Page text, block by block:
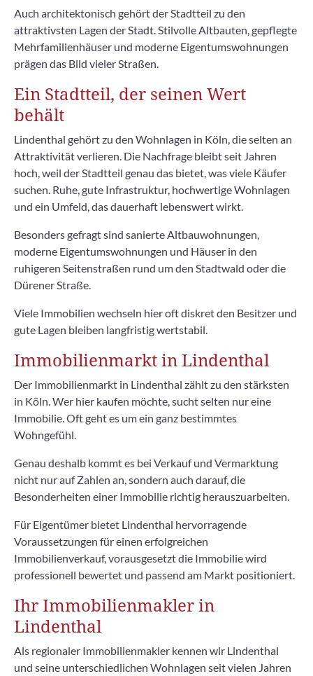
Auch architektonisch gehört der Stadtteil zu den
attraktivsten Lagen der Stadt. Stilvolle Altbauten, gepflegte
Mehrfamilienhäuser und moderne Eigentumswohnungen
prägen das Bild vieler Straßen.
Ein Stadtteil, der seinen Wert
behält
Lindenthal gehört zu den Wohnlagen in Köln, die selten an
Attraktivität verlieren. Die Nachfrage bleibt seit Jahren
hoch, weil der Stadtteil genau das bietet, was viele Käufer
suchen. Ruhe, gute Infrastruktur, hochwertige Wohnlagen
und ein Umfeld, das dauerhaft lebenswert wirkt.
Besonders gefragt sind sanierte Altbauwohnungen,
moderne Eigentumswohnungen und Häuser in den
ruhigeren Seitenstraßen rund um den Stadtwald oder die
Dürener Straße.
Viele Immobilien wechseln hier oft diskret den Besitzer und
gute Lagen bleiben langfristig wertstabil.
Immobilienmarkt in Lindenthal
Der Immobilienmarkt in Lindenthal zählt zu den stärksten
in Köln. Wer hier kaufen möchte, sucht selten nur eine
Immobilie. Oft geht es um ein ganz bestimmtes
Wohngefühl.
Genau deshalb kommt es bei Verkauf und Vermarktung
nicht nur auf Zahlen an, sondern auch darauf, die
Besonderheiten einer Immobilie richtig herauszuarbeiten.
Für Eigentümer bietet Lindenthal hervorragende
Voraussetzungen für einen erfolgreichen
Immobilienverkauf, vorausgesetzt die Immobilie wird
professionell bewertet und passend am Markt positioniert.
Ihr Immobilienmakler in
Lindenthal
Als regionaler Immobilienmakler kennen wir Lindenthal
und seine unterschiedlichen Wohnlagen seit vielen Jahren